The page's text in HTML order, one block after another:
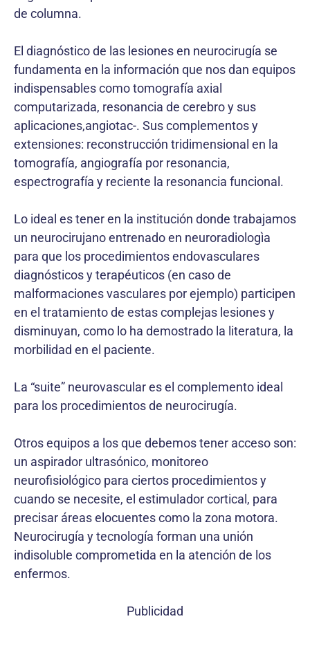
de columna.
El diagnóstico de las lesiones en neurocirugía se
fundamenta en la información que nos dan equipos
indispensables como tomografía axial
computarizada, resonancia de cerebro y sus
aplicaciones,angiotac-. Sus complementos y
extensiones: reconstrucción tridimensional en la
tomografía, angiografía por resonancia,
espectrografía y reciente la resonancia funcional.
Lo ideal es tener en la institución donde trabajamos
un neurocirujano entrenado en neuroradiologìa
para que los procedimientos endovasculares
diagnósticos y terapéuticos (en caso de
malformaciones vasculares por ejemplo) participen
en el tratamiento de estas complejas lesiones y
disminuyan, como lo ha demostrado la literatura, la
morbilidad en el paciente.
La “suite” neurovascular es el complemento ideal
para los procedimientos de neurocirugía.
Otros equipos a los que debemos tener acceso son:
un aspirador ultrasónico, monitoreo
neurofisiológico para ciertos procedimientos y
cuando se necesite, el estimulador cortical, para
precisar áreas elocuentes como la zona motora.
Neurocirugía y tecnología forman una unión
indisoluble comprometida en la atención de los
enfermos.
Publicidad